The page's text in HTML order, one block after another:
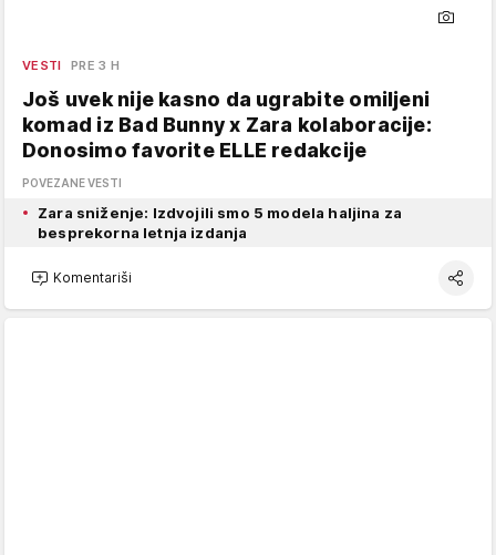
VESTI PRE 3 H
Još uvek nije kasno da ugrabite omiljeni
komad iz Bad Bunny x Zara kolaboracije:
Donosimo favorite ELLE redakcije
POVEZANE VESTI
Zara sniženje: Izdvojili smo 5 modela haljina za
besprekorna letnja izdanja
Komentariši